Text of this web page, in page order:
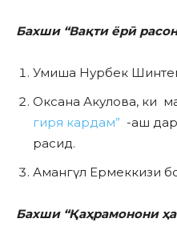
Бахши “Вақти ёрӣ
Умиша Нурбек
Оксана Акулова, ки
гиря кардам” -аш дар
расид.
Амангүл Ермеккизи
Бахши “Қаҳрамонони